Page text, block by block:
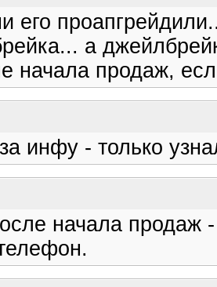
его
а
начала продаж,
инфу - только
начала продаж -